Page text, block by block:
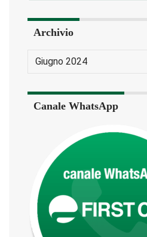
Archivio
Canale WhatsApp